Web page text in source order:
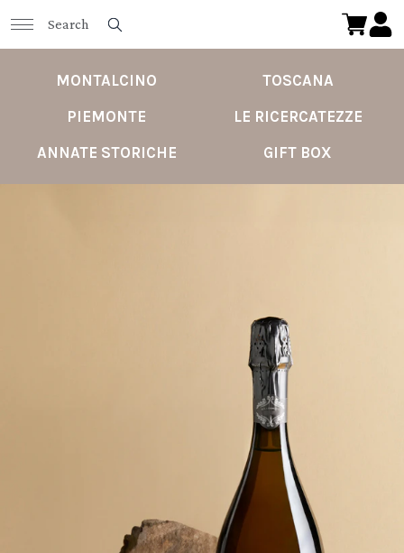
MONTALCINO
TOSCANA
PIEMONTE
LE RICERCATEZZE
ANNATE STORICHE
GIFT BOX